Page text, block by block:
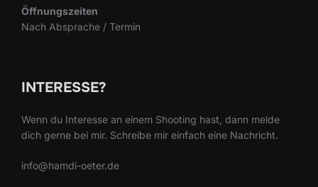
Öffnungszeiten
Nach Absprache / Termin
INTERESSE?
Wenn du Interesse an einem Shooting hast, dann melde
dich gerne bei mir. Schreibe mir einfach eine Nachricht.
info@hamdi-oeter.de